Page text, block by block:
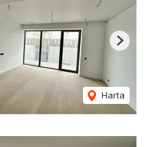
Harta
Next